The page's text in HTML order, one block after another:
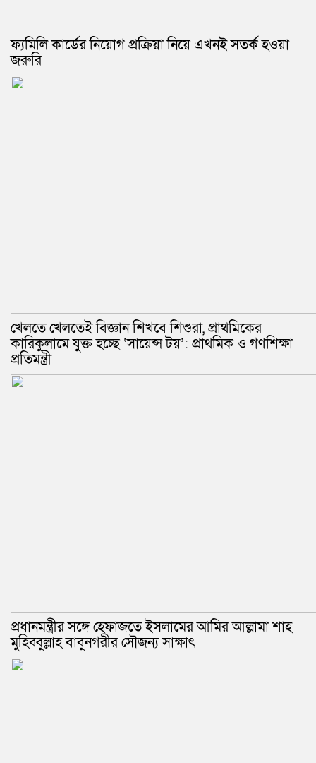
ফ্যমিলি কার্ডের নিয়োগ প্রক্রিয়া নিয়ে এখনই সতর্ক হওয়া
জরুরি
খেলতে খেলতেই বিজ্ঞান শিখবে শিশুরা, প্রাথমিকের
কারিকুলামে যুক্ত হচ্ছে ‘সায়েন্স টয়’: প্রাথমিক ও গণশিক্ষা
প্রতিমন্ত্রী
প্রধানমন্ত্রীর সঙ্গে হেফাজতে ইসলামের আমির আল্লামা শাহ
মুহিব্বুল্লাহ বাবুনগরীর সৌজন্য সাক্ষাৎ